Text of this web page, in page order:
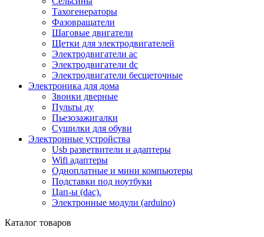
Тахогенераторы
Фазовращатели
Шаговые двигатели
Щетки для электродвигателей
Электродвигатели ac
Электродвигатели dc
Электродвигатели бесщеточные
Электроника для дома
Звонки дверные
Пульты ду
Пьезозажигалки
Сушилки для обуви
Электронные устройства
Usb разветвители и адаптеры
Wifi адаптеры
Одноплатные и мини компьютеры
Подставки под ноутбуки
Цап-ы (dac).
Электронные модули (arduino)
Каталог товаров